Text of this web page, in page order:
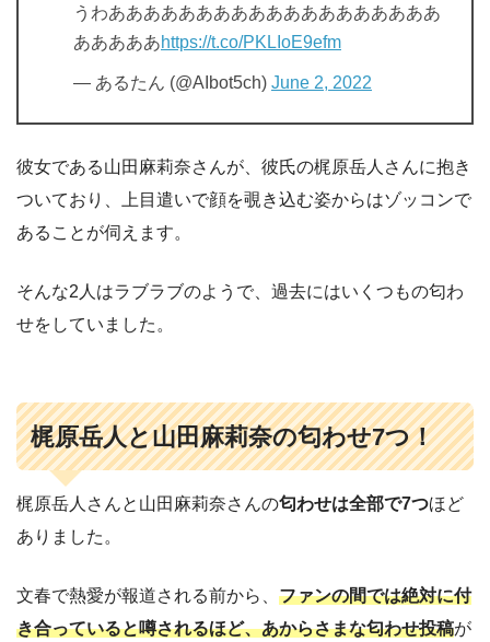
うわあああああああああああああああああああ
あああああhttps://t.co/PKLIoE9efm
— あるたん (@AIbot5ch) June 2, 2022
彼女である山田麻莉奈さんが、彼氏の梶原岳人さんに抱き
ついており、上目遣いで顔を覗き込む姿からはゾッコンで
あることが伺えます。
そんな2人はラブラブのようで、過去にはいくつもの匂わ
せをしていました。
梶原岳人と山田麻莉奈の匂わせ7つ！
梶原岳人さんと山田麻莉奈さんの匂わせは全部で7つほど
ありました。
文春で熱愛が報道される前から、 ファンの間では絶対に付
き合っていると噂されるほど、あからさまな匂わせ投稿が